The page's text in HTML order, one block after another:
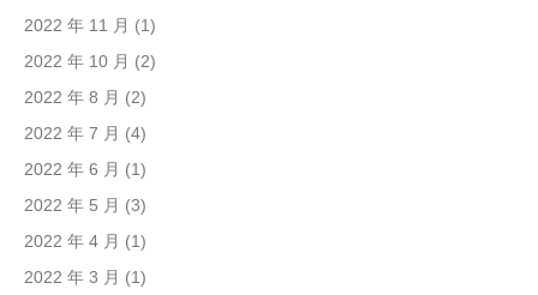
2022 年 11 月 (1)
2022 年 10 月 (2)
2022 年 8 月 (2)
2022 年 7 月 (4)
2022 年 6 月 (1)
2022 年 5 月 (3)
2022 年 4 月 (1)
2022 年 3 月 (1)